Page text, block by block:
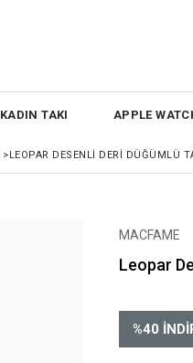
KADIN TAKI APPLE
>LEOPAR DESENLI DERI DÜĞÜMLÜ
MACFAME
Leopar
%40